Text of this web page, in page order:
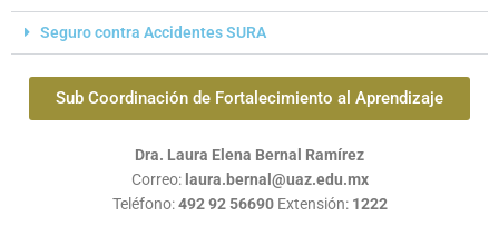
Seguro contra Accidentes SURA
Sub Coordinación de Fortalecimiento al Aprendizaje
Dra. Laura Elena Bernal Ramírez
Correo: laura.bernal@uaz.edu.mx
Teléfono:492 92 56690 Extensión:1222